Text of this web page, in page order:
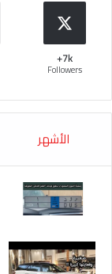
7k+
Followers
الأشهر